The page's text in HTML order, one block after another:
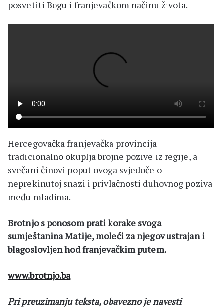
posvetiti Bogu i franjevačkom načinu života.
Hercegovačka franjevačka provincija
tradicionalno okuplja brojne pozive iz regije, a
svečani činovi poput ovoga svjedoče o
neprekinutoj snazi i privlačnosti duhovnog poziva
među mladima.
Brotnjo s ponosom prati korake svoga
sumještanina Matije, moleći za njegov ustrajan i
blagoslovljen hod franjevačkim putem.
www.brotnjo.ba
Pri preuzimanju teksta, obavezno je navesti